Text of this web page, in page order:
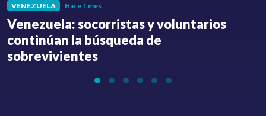
VENEZUELA Hace 1 mes
Venezuela: socorristas y voluntarios
continúan la búsqueda de
sobrevivientes